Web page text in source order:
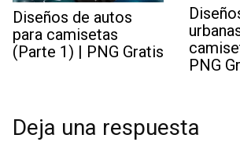
Diseños de autos
para camisetas
(Parte 1) | PNG Gratis
PNG
Deja una respuesta